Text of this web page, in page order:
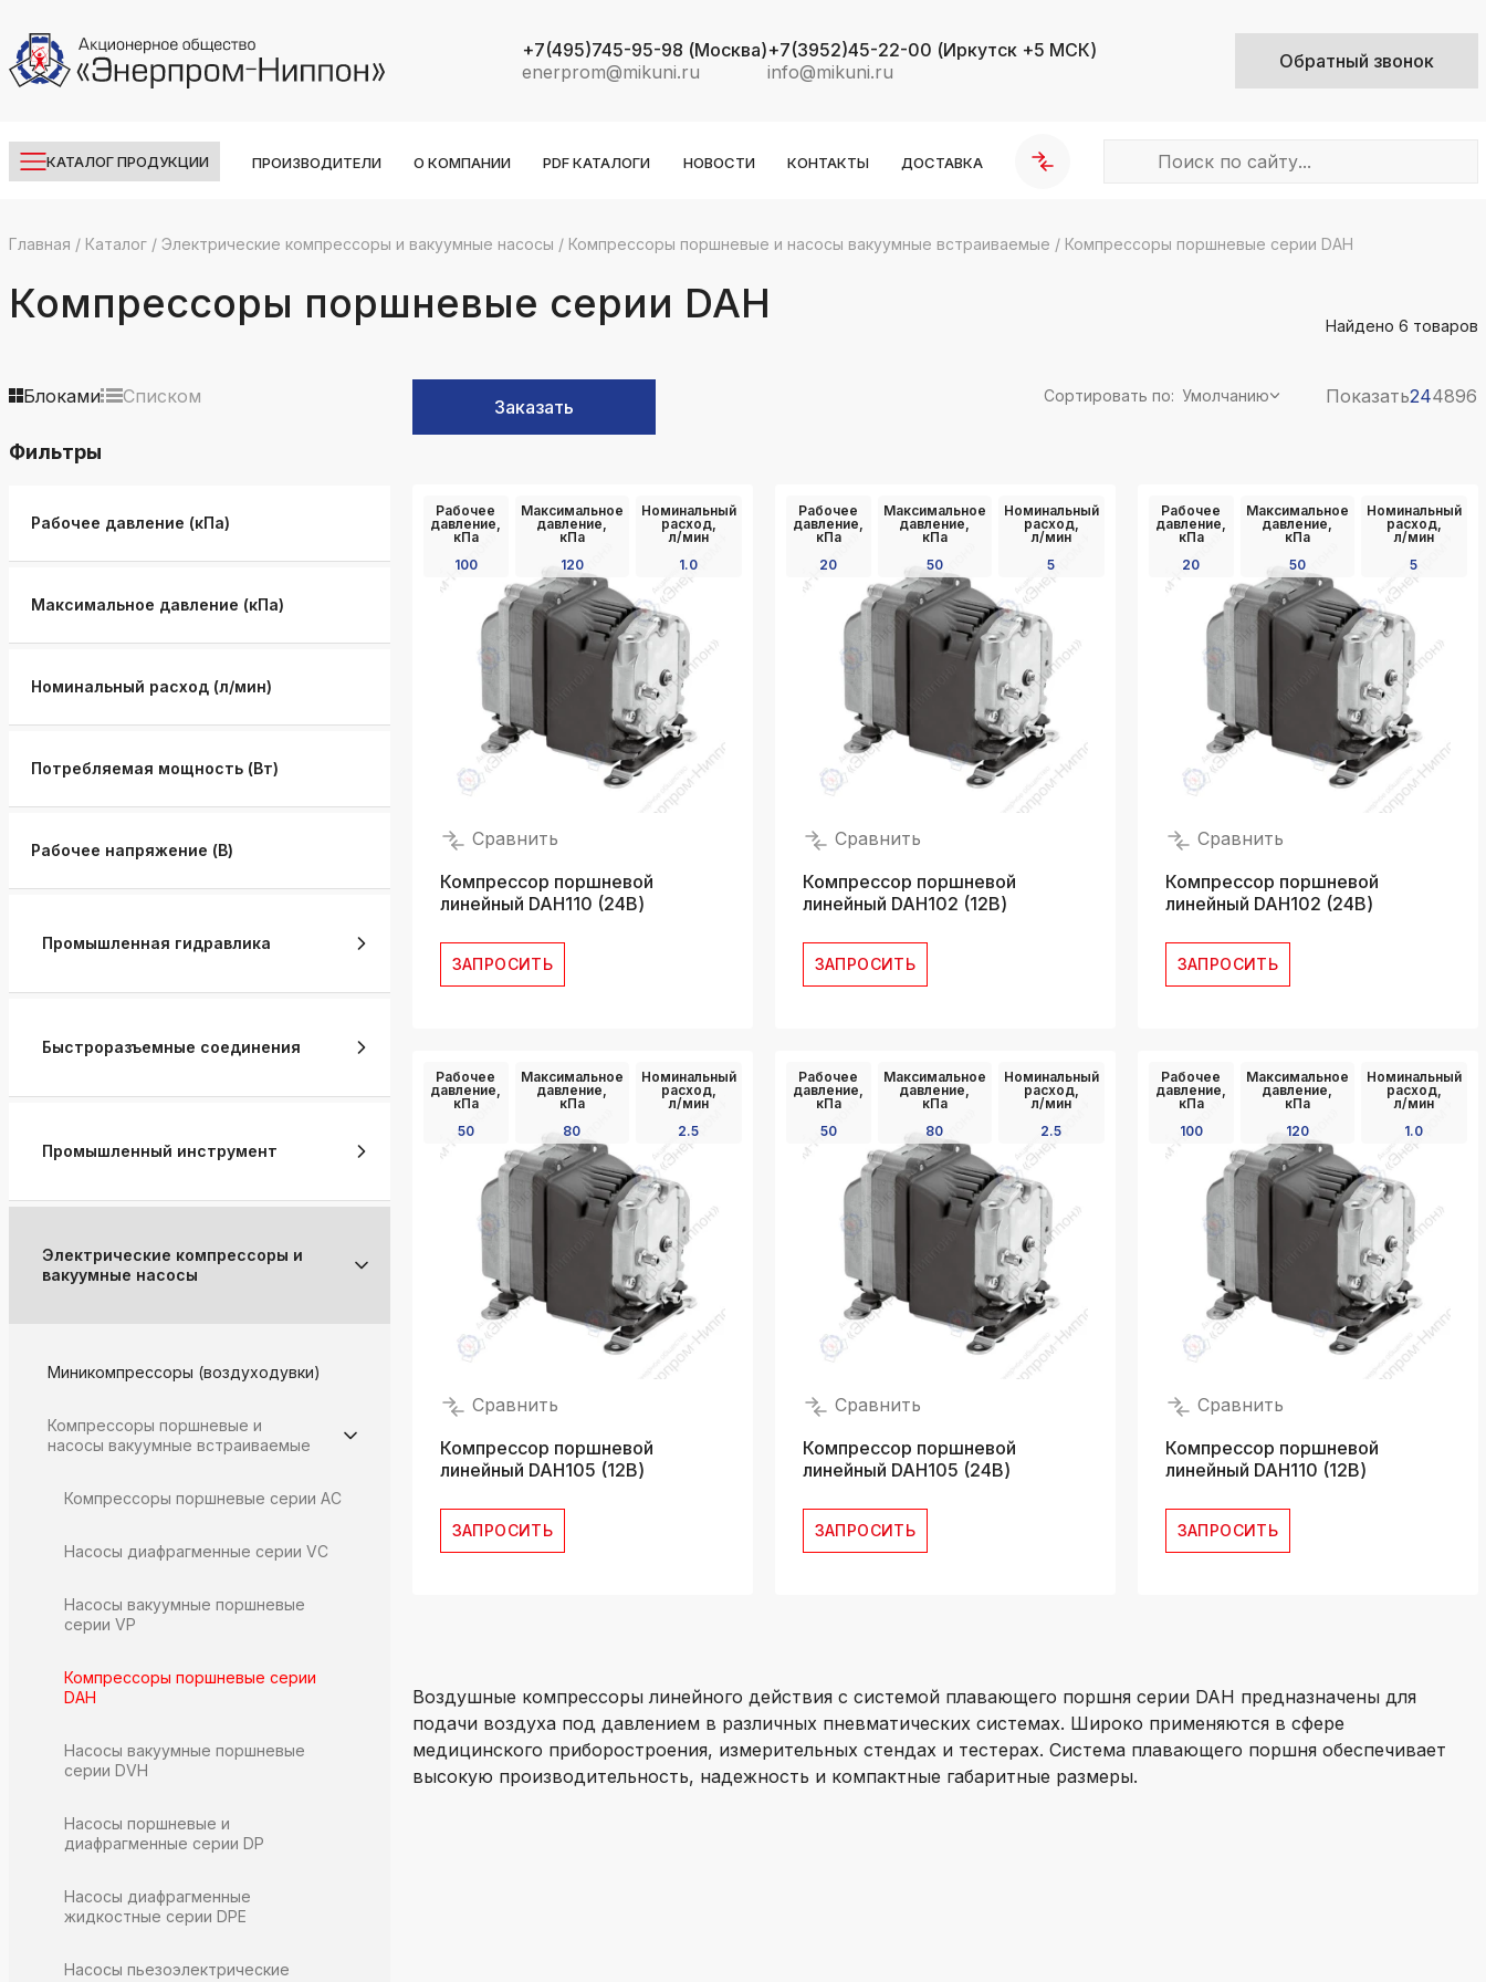
+7(495)745-95-98 (Москва)
enerprom@mikuni.ru
+7(3952)45-22-00 (Иркутск +5 МСК)
info@mikuni.ru
Обратный звонок
КАТАЛОГ ПРОДУКЦИИ ПРОИЗВОДИТЕЛИ О КОМПАНИИ PDF КАТАЛОГИ НОВОСТИ КОНТАКТЫ ДОСТАВКА
k
k
ksldkfjsdlfkjsls;ldfkgjsdl;kfkфыва
ksldkfjsdlfkjsls;ldfkgjsdl;kfkфыва
k
ksldkfjsdlfkjsls;ldfkgjsdl;kfkфыва
k
ksldkfjsdlfkjsls;ldfkgjsdl;kfkфыва
ksldkfjsdlfkjsls;ldfkgjsdl;kfkфыва
ksldkfjsdlfkjsls;ldfkgjsdl;kfkфыва
k
k
ksldkfjsdlfkjsls;ldfkgjsdl;kfkфыва
k
ksldkfjsdlfkjsls;ldfkgjsdl;kfkфыва
k
ksldkfjsdlfkjsls;ldfkgjsdl;kfkфыва
ksldkfjsdlfkjsls;ldfkgjsdl;kfkфыва
k
ksldkfjsdlfkjsls;ldfkgjsdl;kfkфыва
ksldkfjsdlfkjsls;ldfkgjsdl;kfkфыва
k
ksldkfjsdlfkjsls;ldfkgjsdl;kfkфыва
k
ksldkfjsdlfkjsls;ldfkgjsdl;kfkфыва
ksldkfjsdlfkjsls;ldfkgjsdl;kfkфыва
ksldkfjsdlfkjsls;ldfkgjsdl;kfkфыва
ksldkfjsdlfkjsls;ldfkgjsdl;kfkфыва
k
ksldkfjsdlfkjsls;ldfkgjsdl;kfkфыва
ksldkfjsdlfkjsls;ldfkgjsdl;kfkфыва
Главная / Каталог/ Электрические компрессоры и вакуумные насосы / Компрессоры поршневые и насосы вакуумные встраиваемые / Компрессоры поршневые серии DAH
Компрессоры поршневые серии DAH Найдено 6 товаров
Блоками Списком
Фильтры
Рабочее давление (кПа)
Максимальное давление (кПа)
Номинальный расход (л/мин)
Потребляемая мощность (Вт)
Рабочее напряжение (В)
Промышленная гидравлика
Быстроразъемные соединения
Промышленный инструмент
Электрические компрессоры и
вакуумные насосы
Миникомпрессоры (воздуходувки)
Компрессоры поршневые и
насосы вакуумные встраиваемые
Компрессоры поршневые серии AC
Насосы диафрагменные серии VC
Насосы вакуумные поршневые
серии VP
Компрессоры поршневые серии
DAH
Насосы вакуумные поршневые
серии DVH
Насосы поршневые и
диафрагменные серии DP
Насосы диафрагменные
жидкостные серии DPE
Насосы пьезоэлектрические
Заказать Сортировать по: Умолчанию Показать244896
Рабочее
давление,
кПа
100
Максимальное
давление,
кПа
120
Номинальный
расход,
л/мин
1.0
Сравнить
Компрессор поршневой
линейный DAH110 (24В)
ЗАПРОСИТЬ
Рабочее
давление,
кПа
20
Максимальное
давление,
кПа
50
Номинальный
расход,
л/мин
5
Сравнить
Компрессор поршневой
линейный DAH102 (12В)
ЗАПРОСИТЬ
Рабочее
давление,
кПа
20
Максимальное
давление,
кПа
50
Номинальный
расход,
л/мин
5
Сравнить
Компрессор поршневой
линейный DAH102 (24В)
ЗАПРОСИТЬ
Рабочее
давление,
кПа
50
Максимальное
давление,
кПа
80
Номинальный
расход,
л/мин
2.5
Сравнить
Компрессор поршневой
линейный DAH105 (12В)
ЗАПРОСИТЬ
Рабочее
давление,
кПа
50
Максимальное
давление,
кПа
80
Номинальный
расход,
л/мин
2.5
Сравнить
Компрессор поршневой
линейный DAH105 (24В)
ЗАПРОСИТЬ
Рабочее
давление,
кПа
100
Максимальное
давление,
кПа
120
Номинальный
расход,
л/мин
1.0
Сравнить
Компрессор поршневой
линейный DAH110 (12В)
ЗАПРОСИТЬ
Воздушные компрессоры линейного действия с системой плавающего поршня серии DAH предназначены для
подачи воздуха под давлением в различных пневматических системах. Широко применяются в сфере
медицинского приборостроения, измерительных стендах и тестерах. Система плавающего поршня обеспечивает
высокую производительность, надежность и компактные габаритные размеры.